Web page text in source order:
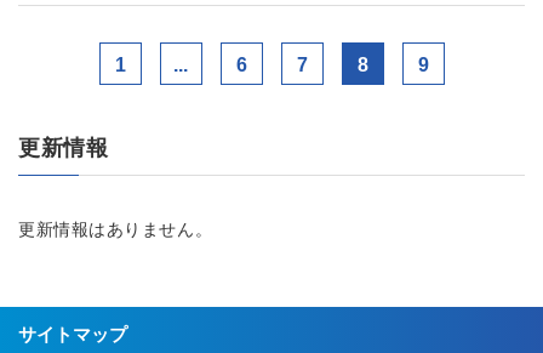
1 ... 6 7 8 9
更新情報
更新情報はありません。
サイトマップ